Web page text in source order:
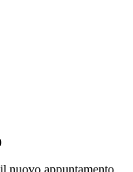
nuovo appuntamento